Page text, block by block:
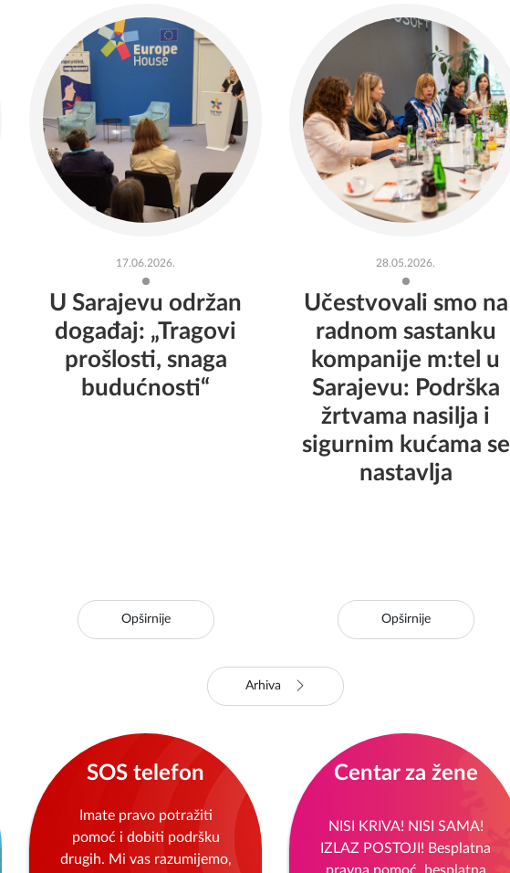
17.06.2026.
U Sarajevu održan
događaj: „Tragovi
prošlosti, snaga
budućnosti“
Opširnije
28.05.2026.
Učestvovali smo na
radnom sastanku
kompanije m:tel u
Sarajevu: Podrška
žrtvama nasilja i
sigurnim kućama se
nastavlja
Opširnije
Arhiva
SOS telefon
Imate pravo potražiti
pomoć i dobiti podršku
drugih. Mi vas razumijemo,
Centar za žene
NISI KRIVA! NISI SAMA!
IZLAZ POSTOJI! Besplatna